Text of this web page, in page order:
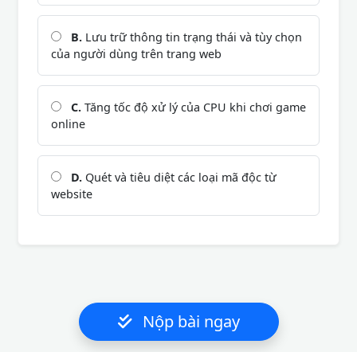
B. Lưu trữ thông tin trạng thái và tùy chọn
của người dùng trên trang web
C. Tăng tốc độ xử lý của CPU khi chơi game
online
D. Quét và tiêu diệt các loại mã độc từ
website
Nộp bài ngay